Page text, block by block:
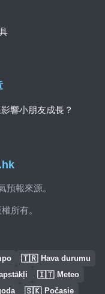
預報來源。
所有。
響小朋友成長？
🇹🇷 Hava durumu
🇮🇹 Meteo
🇸🇰 Počasie